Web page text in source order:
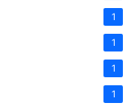
1
1
1
1